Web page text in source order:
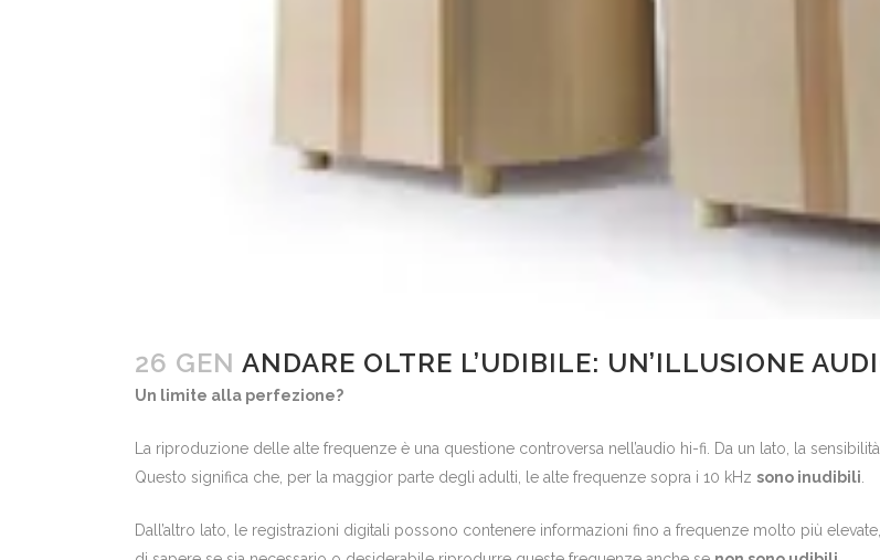
26 GEN ANDARE OLTRE L’UDIBILE: UN’ILLUSIONE
Un limite alla perfezione?
La riproduzione delle alte frequenze è una questione controversa nell’audio hi-fi. Da un lato, la
Questo significa che, per la maggior parte degli adulti, le alte frequenze sopra i 10 kHz sono inudibili.
Dall’altro lato, le registrazioni digitali possono contenere informazioni fino a frequenze molto più